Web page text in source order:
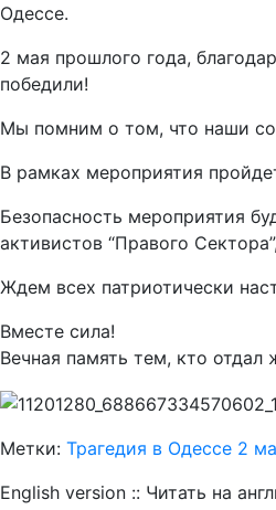
Одессе.
2 мая прошлого года,
победили!
Мы помним о том, что наши
В рамках мероприятия
Безопасность мероприятия
активистов “Правого
Ждем всех патриотически
Вместе сила!
Вечная память тем, кто отдал
Метки: Трагедия в Одессе 2
English version :: Читать на